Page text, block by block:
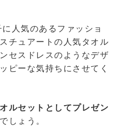
人気のあるファッショ
チュアートの人気タオル
セスドレスのようなデザ
ピーな気持ちにさせてく
ルセットとしてプレゼン
しょう。